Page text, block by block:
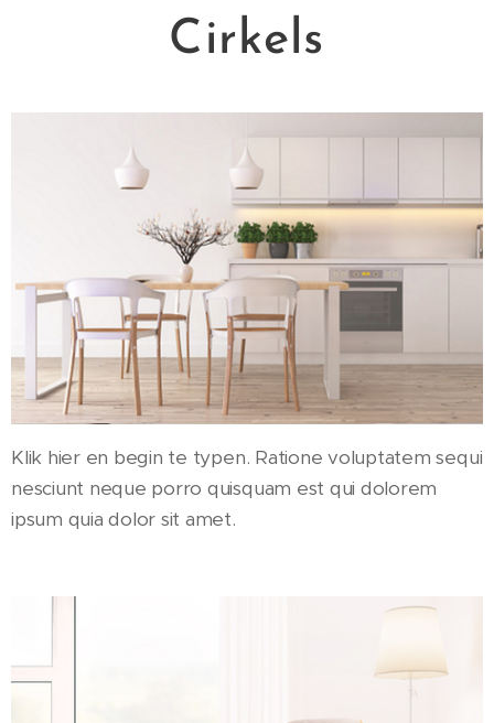
Cirkels
Klik hier en begin te typen. Ratione voluptatem sequi
nesciunt neque porro quisquam est qui dolorem
ipsum quia dolor sit amet.